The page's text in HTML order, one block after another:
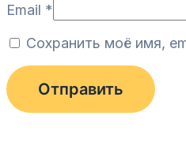
Email *
Сохранить моё имя,